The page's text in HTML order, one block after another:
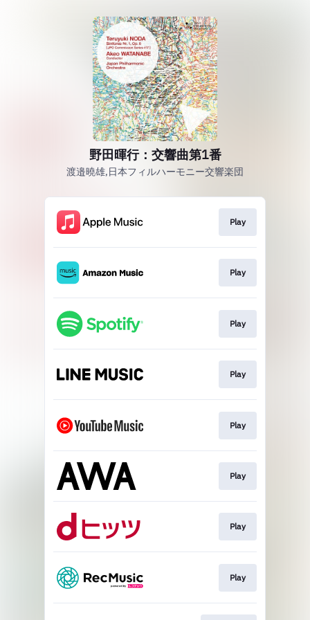
野田暉行：交響曲第1番
渡邉曉雄,日本フィルハーモニー交響楽団
Play
Play
Play
Play
Play
Play
Play
Play